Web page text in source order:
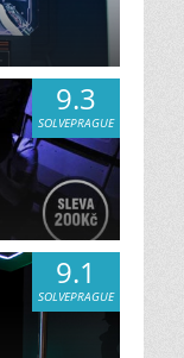
9.3
SOLVEPRAGUE
9.1
SOLVEPRAGUE